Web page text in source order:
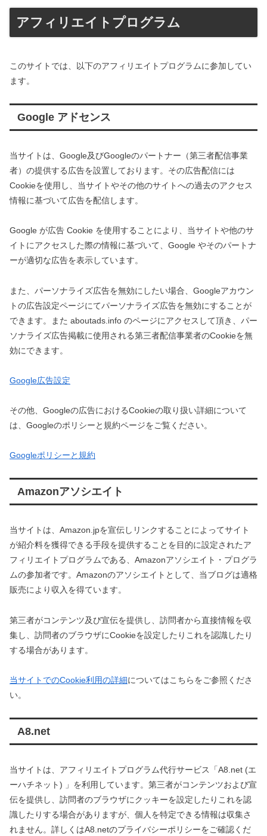
アフィリエイトプログラム
このサイトでは、以下のアフィリエイトプログラムに参加してい
ます。
Google アドセンス
当サイトは、Google及びGoogleのパートナー（第三者配信事業
者）の提供する広告を設置しております。その広告配信には
Cookieを使用し、当サイトやその他のサイトへの過去のアクセス
情報に基づいて広告を配信します。
Google が広告 Cookie を使用することにより、当サイトや他のサ
イトにアクセスした際の情報に基づいて、Google やそのパートナ
ーが適切な広告を表示しています。
また、パーソナライズ広告を無効にしたい場合、Googleアカウン
トの広告設定ページにてパーソナライズ広告を無効にすることが
できます。また aboutads.info のページにアクセスして頂き、パー
ソナライズ広告掲載に使用される第三者配信事業者のCookieを無
効にできます。
Google広告設定
その他、Googleの広告におけるCookieの取り扱い詳細について
は、Googleのポリシーと規約ページをご覧ください。
Googleポリシーと規約
Amazonアソシエイト
当サイトは、Amazon.jpを宣伝しリンクすることによってサイト
が紹介料を獲得できる手段を提供することを目的に設定されたア
フィリエイトプログラムである、Amazonアソシエイト・プログラ
ムの参加者です。Amazonのアソシエイトとして、当ブログは適格
販売により収入を得ています。
第三者がコンテンツ及び宣伝を提供し、訪問者から直接情報を収
集し、訪問者のブラウザにCookieを設定したりこれを認識したり
する場合があります。
当サイトでのCookie利用の詳細についてはこちらをご参照くださ
い。
A8.net
当サイトは、アフィリエイトプログラム代行サービス「A8.net (エ
ーハチネット) 」を利用しています。第三者がコンテンツおよび宣
伝を提供し、訪問者のブラウザにクッキーを設定したりこれを認
識したりする場合がありますが、個人を特定できる情報は収集さ
れません。詳しくはA8.netのプライバシーポリシーをご確認くだ